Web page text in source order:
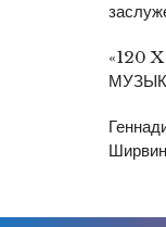
«120